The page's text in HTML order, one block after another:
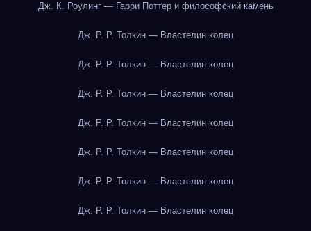
Дж. К. Роулинг — Гарри Поттер и философский камень
Дж. Р. Р. Толкин — Властелин колец
Дж. Р. Р. Толкин — Властелин колец
Дж. Р. Р. Толкин — Властелин колец
Дж. Р. Р. Толкин — Властелин колец
Дж. Р. Р. Толкин — Властелин колец
Дж. Р. Р. Толкин — Властелин колец
Дж. Р. Р. Толкин — Властелин колец